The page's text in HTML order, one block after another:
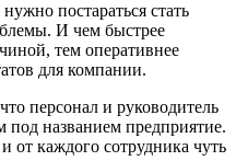
постараться стать
И чем быстрее
тем оперативнее
для компании.
персонал и руководитель
названием предприятие.
от каждого сотрудника чуть